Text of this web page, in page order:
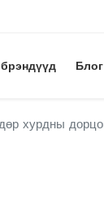
Блог
хурдны